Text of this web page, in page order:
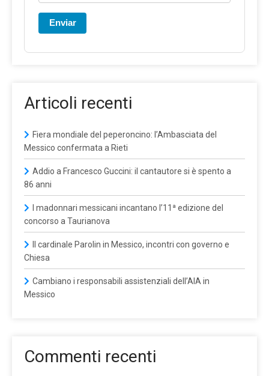
Enviar
Articoli recenti
Fiera mondiale del peperoncino: l’Ambasciata del
Messico confermata a Rieti
Addio a Francesco Guccini: il cantautore si è spento a
86 anni
I madonnari messicani incantano l’11ª edizione del
concorso a Taurianova
Il cardinale Parolin in Messico, incontri con governo e
Chiesa
Cambiano i responsabili assistenziali dell’AIA in
Messico
Commenti recenti